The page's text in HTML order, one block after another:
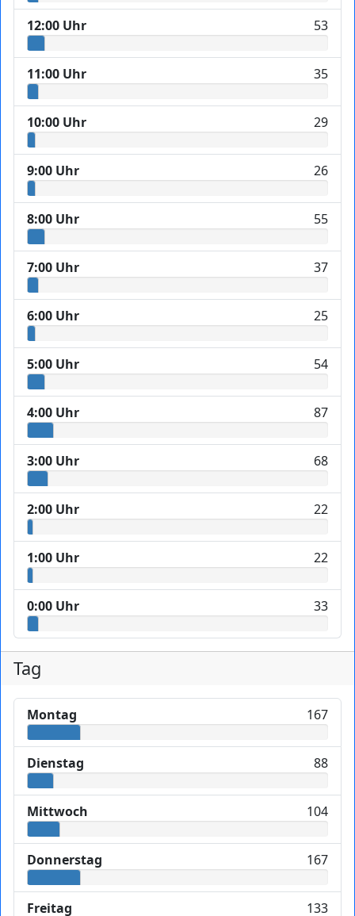
12:00 Uhr 53
11:00 Uhr 35
10:00 Uhr 29
9:00 Uhr 26
8:00 Uhr 55
7:00 Uhr 37
6:00 Uhr 25
5:00 Uhr 54
4:00 Uhr 87
3:00 Uhr 68
2:00 Uhr 22
1:00 Uhr 22
0:00 Uhr 33
Tag
Montag 167
Dienstag 88
Mittwoch 104
Donnerstag 167
Freitag 133